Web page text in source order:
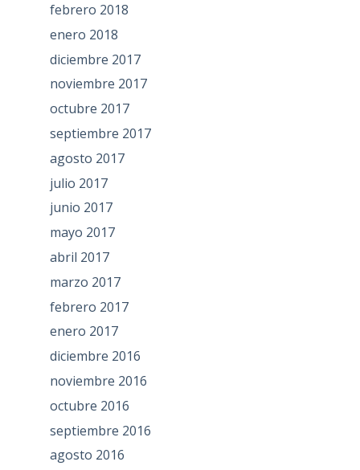
febrero 2018
enero 2018
diciembre 2017
noviembre 2017
octubre 2017
septiembre 2017
agosto 2017
julio 2017
junio 2017
mayo 2017
abril 2017
marzo 2017
febrero 2017
enero 2017
diciembre 2016
noviembre 2016
octubre 2016
septiembre 2016
agosto 2016